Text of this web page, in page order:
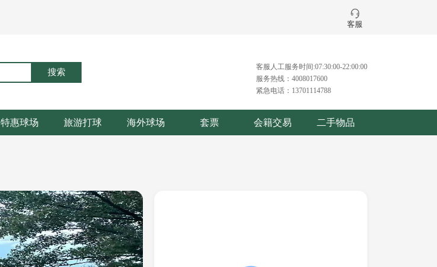
客服
搜索
客服人工服务时间:07:30:00-22:00:00
服务热线：4008017600
紧急电话：13701114788
特惠球场 旅游打球 海外球场 套票 会籍交易 二手物品